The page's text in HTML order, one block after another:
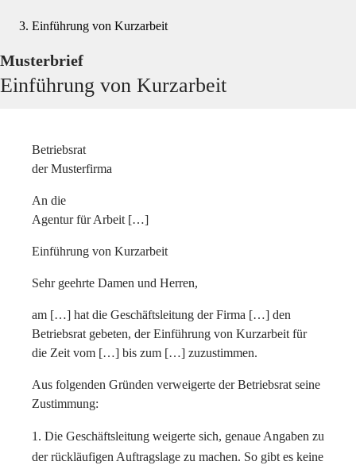
Einführung von Kurzarbeit
Musterbrief
Einführung von Kurzarbeit
Betriebsrat
der Musterfirma
An die
Agentur für Arbeit […]
Einführung von Kurzarbeit
Sehr geehrte Damen und Herren,
am […] hat die Geschäftsleitung der Firma […] den
Betriebsrat gebeten, der Einführung von Kurzarbeit für
die Zeit vom […] bis zum […] zuzustimmen.
Aus folgenden Gründen verweigerte der Betriebsrat seine
Zustimmung:
Die Geschäftsleitung weigerte sich, genaue Angaben zu
der rückläufigen Auftragslage zu machen. So gibt es keine